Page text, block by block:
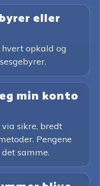
eller
hvert opkald og
min konto
sikre, bredt
Pengene
samme.